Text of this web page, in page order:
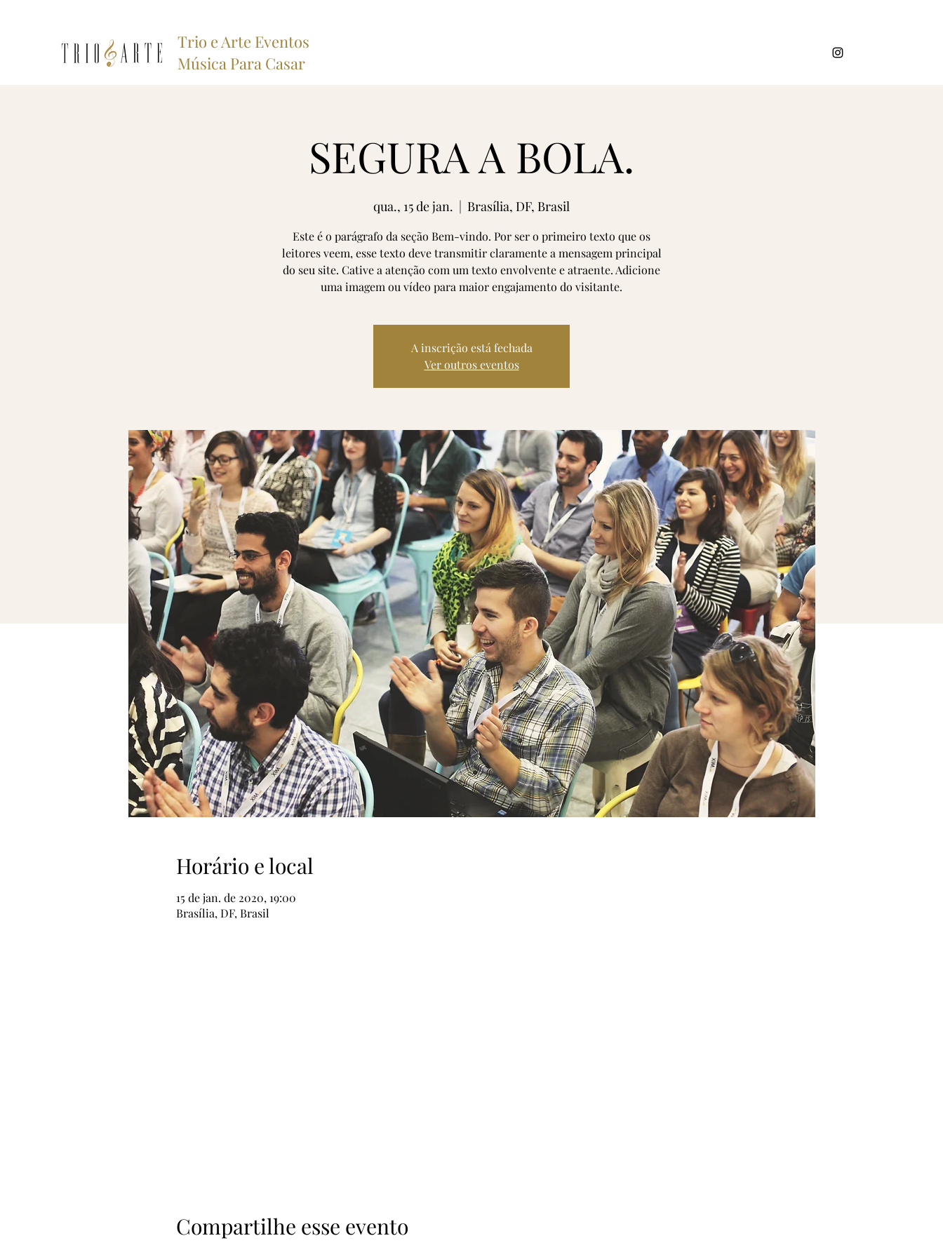
Trio e Arte Eventos
Música Para Casar
SEGURA A BOLA.
qua., 15 de jan.
  |
Brasília, DF, Brasil
Este é o parágrafo da seção Bem-vindo. Por ser o primeiro texto que os
leitores veem, esse texto deve transmitir claramente a mensagem principal
do seu site. Cative a atenção com um texto envolvente e atraente. Adicione
uma imagem ou vídeo para maior engajamento do visitante.
A inscrição está fechada
Ver outros eventos
Horário e local
15 de jan. de 2020, 19:00
Brasília, DF, Brasil
Compartilhe esse evento